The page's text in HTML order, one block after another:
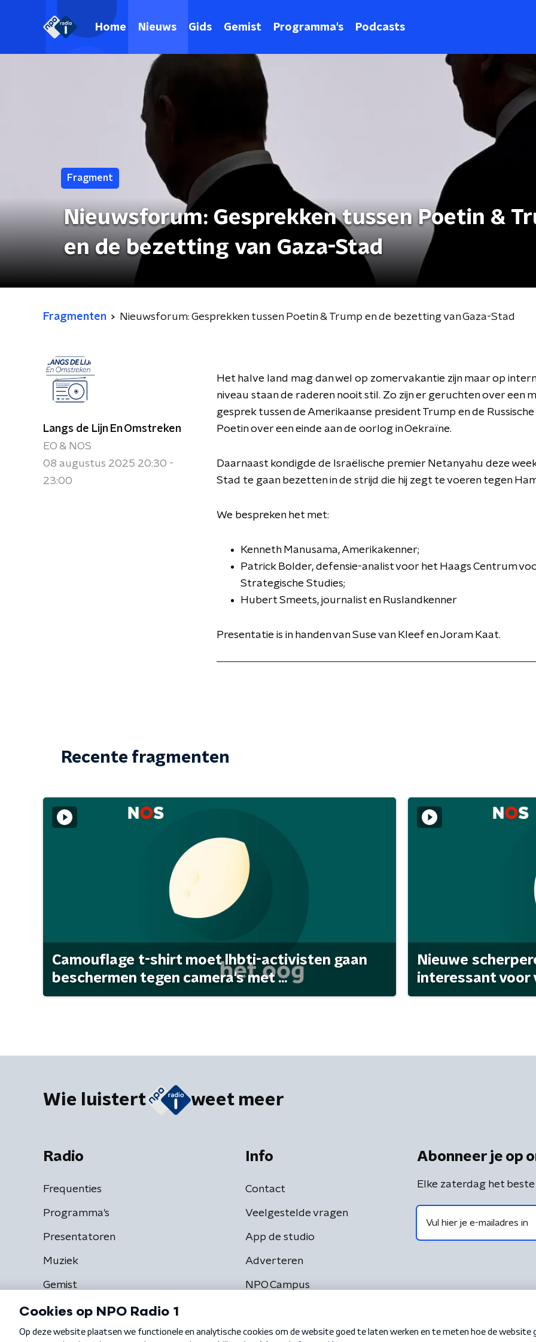
Home Nieuws Gids Gemist Programma's Podcasts
Fragment
Nieuwsforum: Gesprekken tussen Poetin &
en de bezetting van Gaza-Stad
Fragmenten Nieuwsforum: Gesprekken tussen Poetin & Trump en de bezetting van Gaza-Stad
Langs de Lijn En Omstreken
EO & NOS
08 augustus 2025 20:30 -
23:00
Het halve land mag dan wel op zomervakantie zijn maar op
niveau staan de raderen nooit stil. Zo zijn er geruchten over een
gesprek tussen de Amerikaanse president Trump en de
Poetin over een einde aan de oorlog in Oekraïne.
Daarnaast kondigde de Israëlische premier Netanyahu deze
Stad te gaan bezetten in de strijd die hij zegt te voeren tegen
We bespreken het met:
Kenneth Manusama, Amerikakenner;
Patrick Bolder, defensie-analist voor het Haags Centrum
Strategische Studies;
Hubert Smeets, journalist en Ruslandkenner
Presentatie is in handen van Suse van Kleef en Joram Kaat.
Recente fragmenten
Camouflage t-shirt moet lhbti-activisten gaan
beschermen tegen camera's met ...
Nieuwe
interessant voor
Wie luistert weet meer
Radio
Frequenties
Programma's
Presentatoren
Muziek
Gemist
Info
Contact
Veelgestelde vragen
App de studio
Adverteren
NPO Campus
Abonneer je op
Elke zaterdag het beste